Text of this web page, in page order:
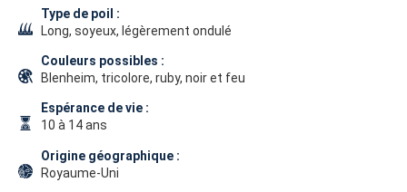
Type de poil :
Long, soyeux, légèrement ondulé
Couleurs possibles :
Blenheim, tricolore, ruby, noir et feu
Espérance de vie :
10 à 14 ans
Origine géographique :
Royaume-Uni